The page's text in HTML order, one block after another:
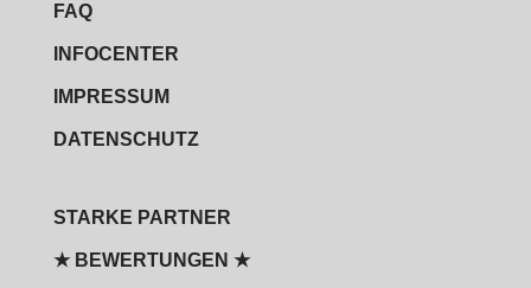
FAQ
INFOCENTER
IMPRESSUM
DATENSCHUTZ
STARKE PARTNER
★ BEWERTUNGEN ★